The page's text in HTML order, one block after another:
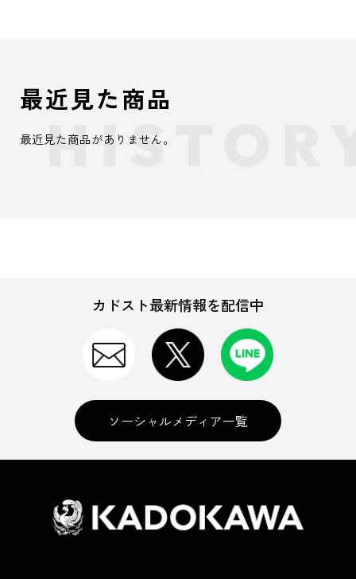
最近見た商品
最近見た商品がありません。
カドスト最新情報を配信中
ソーシャルメディア一覧